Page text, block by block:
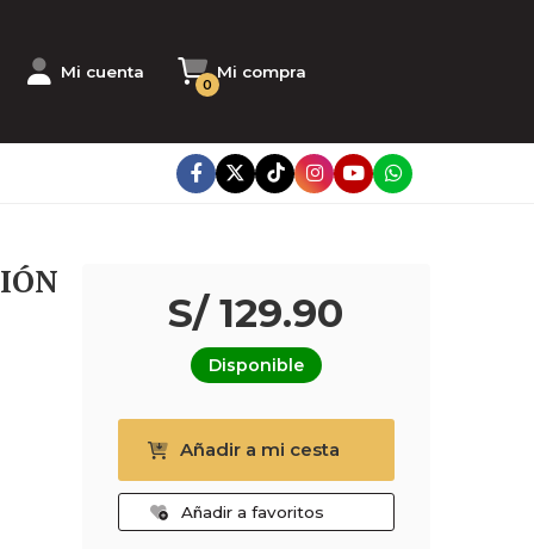
Mi cuenta Mi compra
0
S/ 129.90
Disponible
Añadir a mi cesta
Añadir a favoritos